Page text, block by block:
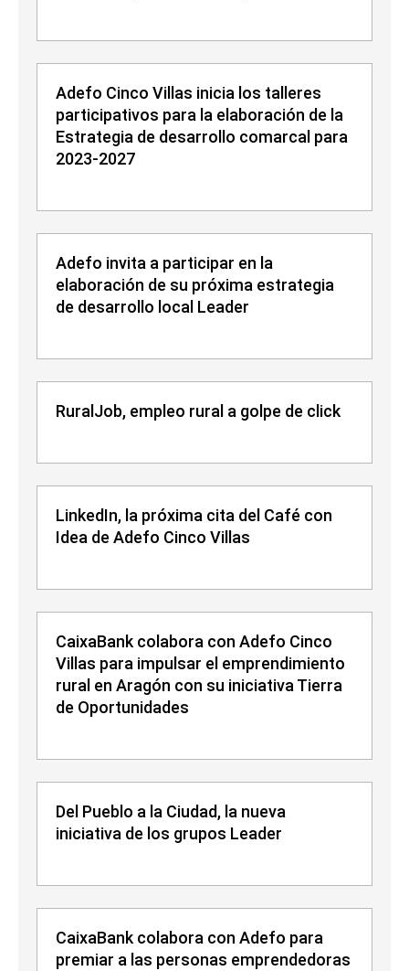
Adefo Cinco Villas inicia los talleres
participativos para la elaboración de la
Estrategia de desarrollo comarcal para
2023-2027
Adefo invita a participar en la
elaboración de su próxima estrategia
de desarrollo local Leader
RuralJob, empleo rural a golpe de click
LinkedIn, la próxima cita del Café con
Idea de Adefo Cinco Villas
CaixaBank colabora con Adefo Cinco
Villas para impulsar el emprendimiento
rural en Aragón con su iniciativa Tierra
de Oportunidades
Del Pueblo a la Ciudad, la nueva
iniciativa de los grupos Leader
CaixaBank colabora con Adefo para
premiar a las personas emprendedoras